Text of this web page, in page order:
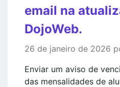
email na
DojoWeb.
26 de janeiro de 2026
Enviar um aviso de
das mensalidades de